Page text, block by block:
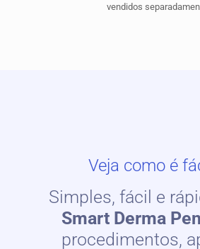
vendidos
Veja como é
Simples, fácil e
Smart Derma Pen
procedimentos,